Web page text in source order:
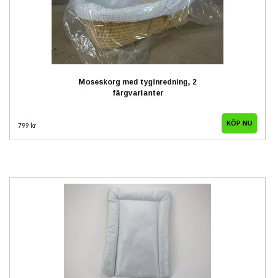
Moseskorg med tyginredning, 2
färgvarianter
799 kr KÖP NU